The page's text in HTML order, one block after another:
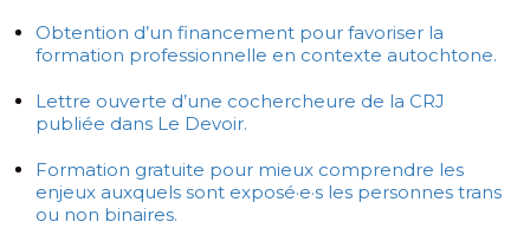
Obtention d’un financement pour favoriser la
formation professionnelle en contexte autochtone.
Lettre ouverte d’une cochercheure de la CRJ
publiée dans Le Devoir.
Formation gratuite pour mieux comprendre les
enjeux auxquels sont exposé·e·s les personnes trans
ou non binaires.